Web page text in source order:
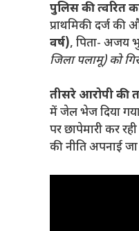
पुलिस की त्वरित
प्राथमिकी दर्ज की
वर्ष), पिता- अजय
जिला पलामू) को
तीसरे आरोपी की
में जेल भेज दिया गया
पर छापेमारी कर
की नीति अपनाई